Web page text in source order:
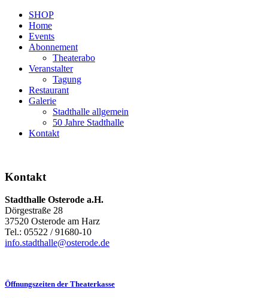
SHOP
Home
Events
Abonnement
Theaterabo
Veranstalter
Tagung
Restaurant
Galerie
Stadthalle allgemein
50 Jahre Stadthalle
Kontakt
Kontakt
Stadthalle Osterode a.H.
Dörgestraße 28
37520 Osterode am Harz
Tel.: 05522 / 91680-10
info.stadthalle@osterode.de
Öffnungszeiten der Theaterkasse